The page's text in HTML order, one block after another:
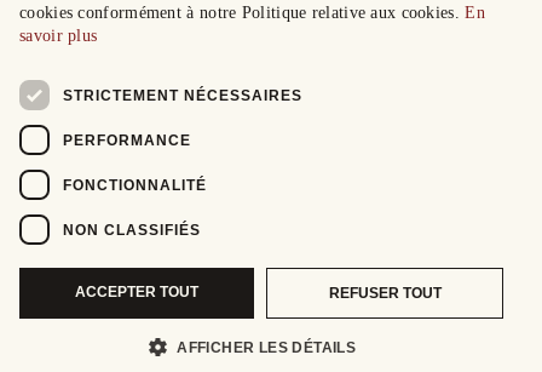
cookies conformément à notre Politique relative aux cookies.En
savoir plus
STRICTEMENT NÉCESSAIRES
PERFORMANCE
FONCTIONNALITÉ
NON CLASSIFIÉS
ACCEPTER TOUT REFUSER TOUT
AFFICHER LES DÉTAILS